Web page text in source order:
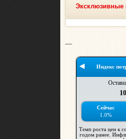
Эксклюзивные